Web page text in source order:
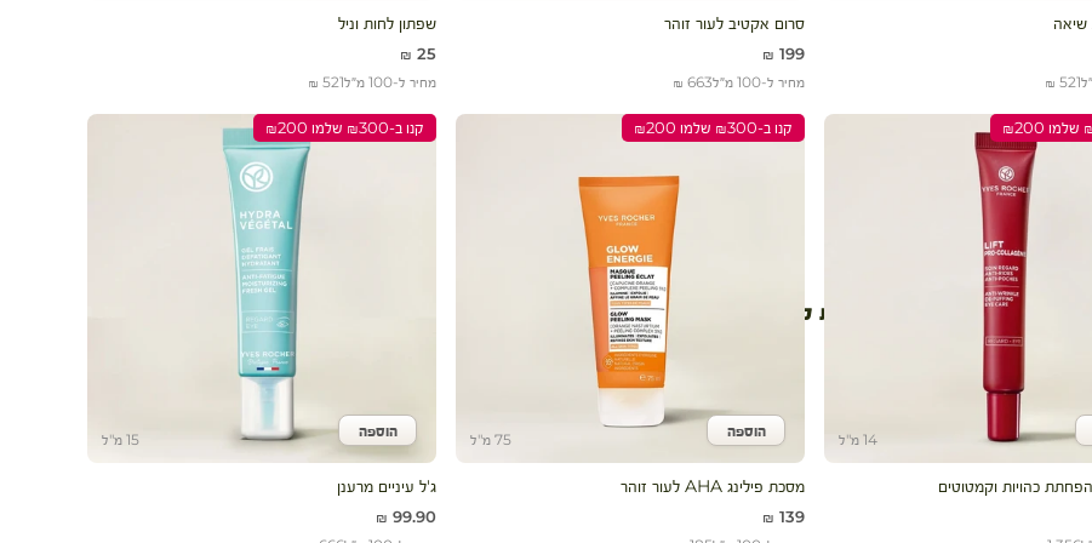
עגלת קניות
521 ₪
סרום אקטיב לעור זוהר
מחיר מבצע
199 ₪
מחיר ל-100 מ״ל 663 ₪
שפתון לחות וניל
מחיר מבצע
25 ₪
מחיר ל-100 מ״ל 521 ₪
14 מ"ל לעגלה
כהויות וקמטוטים
קנו ב-₪300 שלמו ₪200
75 מ"ל הוסף לעגלההוספה
מסכת פילינג AHA לעור זוהר
מחיר מבצע
139 ₪
קנו ב-₪300 שלמו ₪200
15 מ"ל הוסף לעגלההוספה
ג'ל עיניים מרענן
מחיר מבצע
99.90 ₪